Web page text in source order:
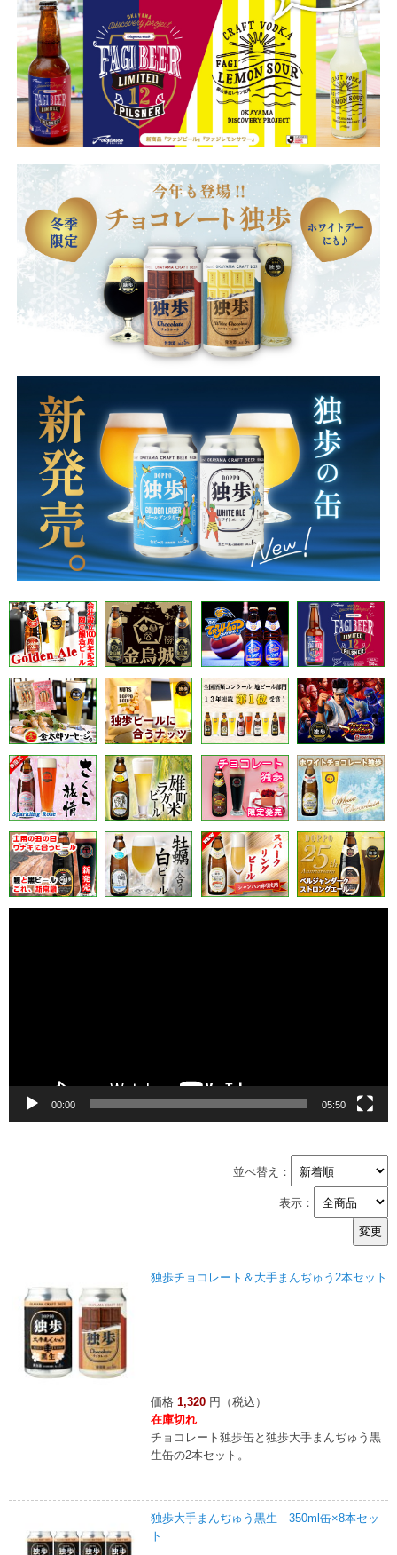
00:00 05:50
並べ替え：
表示：
独歩チョコレート＆大手まんぢゅう2本セット
価格 1,320 円（税込）
在庫切れ
チョコレート独歩缶と独歩大手まんぢゅう黒
生缶の2本セット。
独歩大手まんぢゅう黒生 350ml缶×8本セッ
ト